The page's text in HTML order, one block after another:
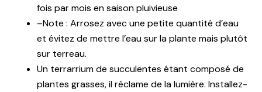
fois par mois en saison pluivieuse
–Note : Arrosez avec une petite quantité d’eau
et évitez de mettre l’eau sur la plante mais plutôt
sur terreau.
Un terrarrium de succulentes étant composé de
plantes grasses, il réclame de la lumière. Installez-